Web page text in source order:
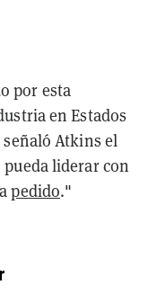
por esta
en Estados
Atkins el
liderar con
pedido."